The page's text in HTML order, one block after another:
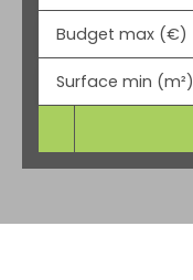
Budget max (€)
Surface min (m²)